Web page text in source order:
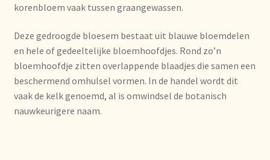
Liste de prix actuelle
korenbloem vaak tussen graangewassen.
Deze gedroogde bloesem bestaat uit blauwe bloemdelen
en hele of gedeeltelijke bloemhoofdjes. Rond zo’n
bloemhoofdje zitten overlappende blaadjes die samen een
beschermend omhulsel vormen. In de handel wordt dit
vaak de kelk genoemd, al is omwindsel de botanisch
nauwkeurigere naam.